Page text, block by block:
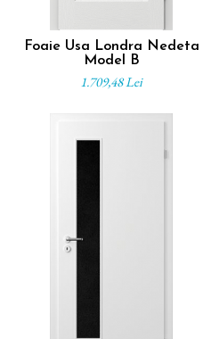
Foaie Usa Londra Nedeta
Model B
1.709,48 Lei